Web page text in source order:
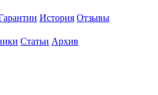
История Отзывы
Статьи Архив